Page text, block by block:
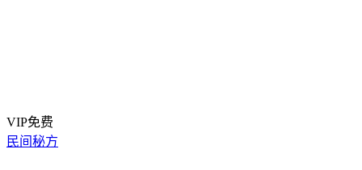
VIP免费
民间秘方